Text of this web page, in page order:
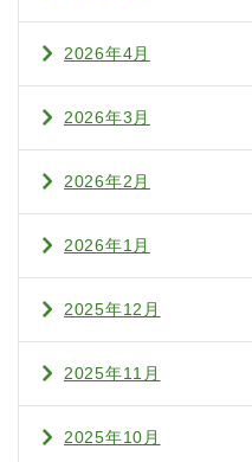
2026年4月
2026年3月
2026年2月
2026年1月
2025年12月
2025年11月
2025年10月